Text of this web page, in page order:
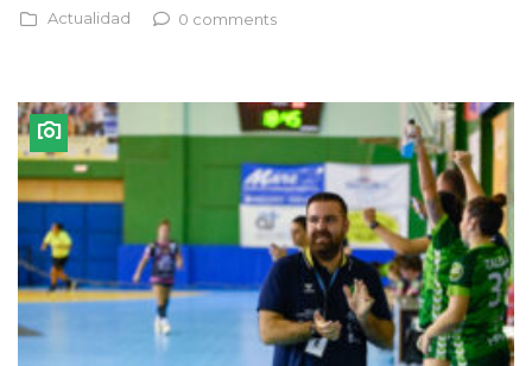
Actualidad 0 comments